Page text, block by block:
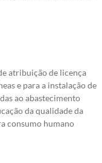
atribuição de licença
e para a instalação de
ao abastecimento
da qualidade da
consumo humano